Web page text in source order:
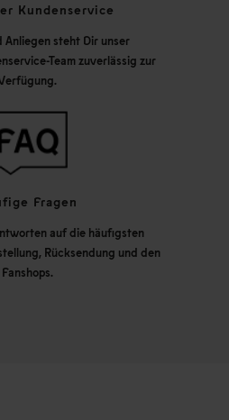
Kundenservice
Anliegen steht Dir unser
Team zuverlässig zur
Fragen
auf die häufigsten
Rücksendung und den
Fanshops.